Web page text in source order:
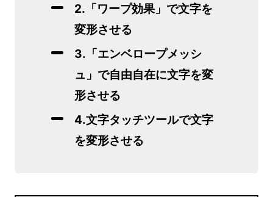
2.「ワープ効果」で文字を
変形させる
3.「エンベロープメッシ
ュ」で自由自在に文字を変
形させる
4.文字タッチツールで文字
を変形させる